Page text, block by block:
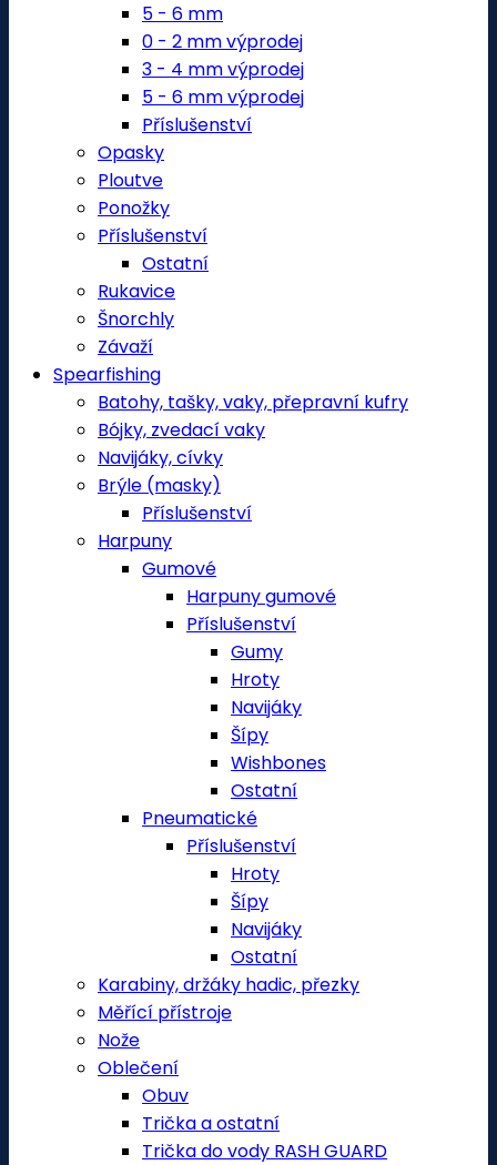
5 - 6 mm
0 - 2 mm výprodej
3 - 4 mm výprodej
5 - 6 mm výprodej
Příslušenství
Opasky
Ploutve
Ponožky
Příslušenství
Ostatní
Rukavice
Šnorchly
Závaží
Spearfishing
Batohy, tašky, vaky, přepravní kufry
Bójky, zvedací vaky
Navijáky, cívky
Brýle (masky)
Příslušenství
Harpuny
Gumové
Harpuny gumové
Příslušenství
Gumy
Hroty
Navijáky
Šípy
Wishbones
Ostatní
Pneumatické
Příslušenství
Hroty
Šípy
Navijáky
Ostatní
Karabiny, držáky hadic, přezky
Měřící přístroje
Nože
Oblečení
Obuv
Trička a ostatní
Trička do vody RASH GUARD